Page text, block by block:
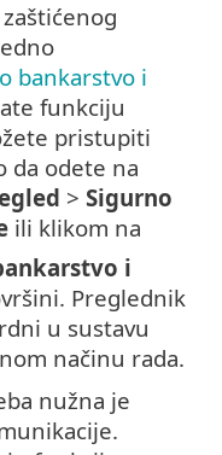
bankarstvo i
funkciju
pristupiti
da odete na
> Sigurno
ili klikom na
i
Preglednik
u sustavu
načinu rada.
nužna je